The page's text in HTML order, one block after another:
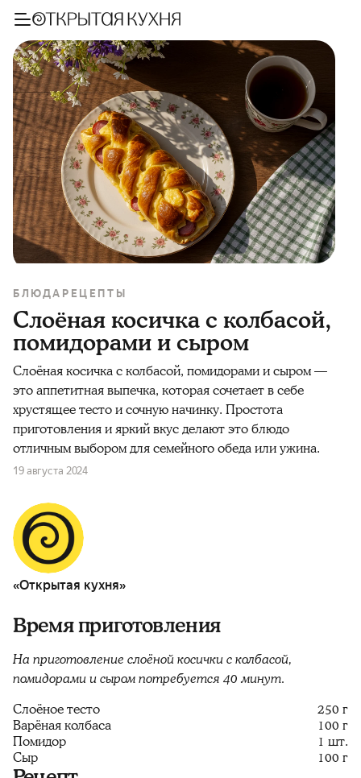
БЛЮДА РЕЦЕПТЫ
Слоёная косичка с колбасой,
помидорами и сыром
Слоёная косичка с колбасой, помидорами и сыром —
это аппетитная выпечка, которая сочетает в себе
хрустящее тесто и сочную начинку. Простота
приготовления и яркий вкус делают это блюдо
отличным выбором для семейного обеда или ужина.
19 августа 2024
«Открытая кухня»
Время приготовления
На приготовление слоёной косички с колбасой,
помидорами и сыром потребуется 40 минут.
Слоёное тесто
250 г
Варёная колбаса
100 г
Помидор
1 шт.
Сыр
100 г